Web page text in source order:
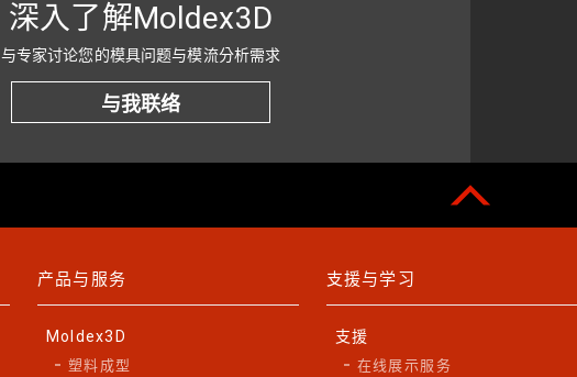
深入了解Moldex3D
与专家讨论您的模具问题与模流分析需求
与我联络
产品与服务
Moldex3D
塑料成型
支援与学习
支援
在线展示服务